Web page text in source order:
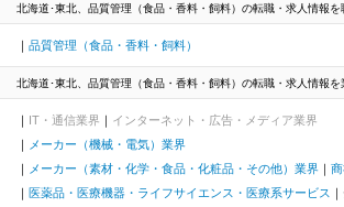
北海道･東北、品質管理（食品・香料・飼料）の転職・求人情報
品質管理（食品・香料・飼料）
北海道･東北、品質管理（食品・香料・飼料）の転職・求人情報
IT・通信業界
インターネット・広告・メディア業界
メーカー（機械・電気）業界
メーカー（素材・化学・食品・化粧品・その他）業界
医薬品・医療機器・ライフサイエンス・医療系サービス